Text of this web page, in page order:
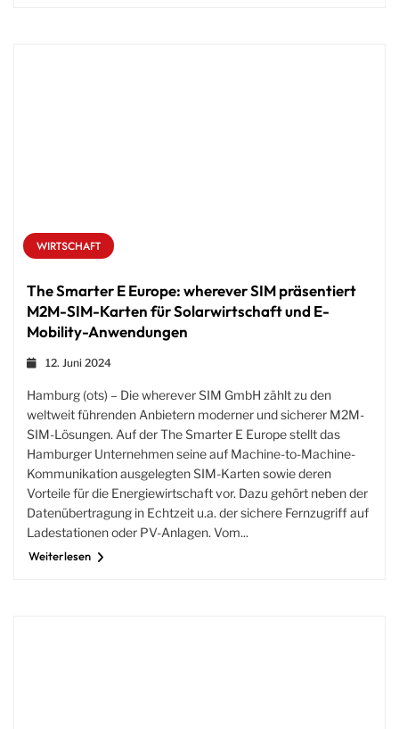
WIRTSCHAFT
The Smarter E Europe: wherever SIM präsentiert
M2M-SIM-Karten für Solarwirtschaft und E-
Mobility-Anwendungen
12. Juni 2024
Hamburg (ots) – Die wherever SIM GmbH zählt zu den
weltweit führenden Anbietern moderner und sicherer M2M-
SIM-Lösungen. Auf der The Smarter E Europe stellt das
Hamburger Unternehmen seine auf Machine-to-Machine-
Kommunikation ausgelegten SIM-Karten sowie deren
Vorteile für die Energiewirtschaft vor. Dazu gehört neben der
Datenübertragung in Echtzeit u.a. der sichere Fernzugriff auf
Ladestationen oder PV-Anlagen. Vom...
Weiterlesen